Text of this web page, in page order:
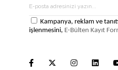
Kampanya, reklam ve
işlenmesini, E-Bülten Kayıt